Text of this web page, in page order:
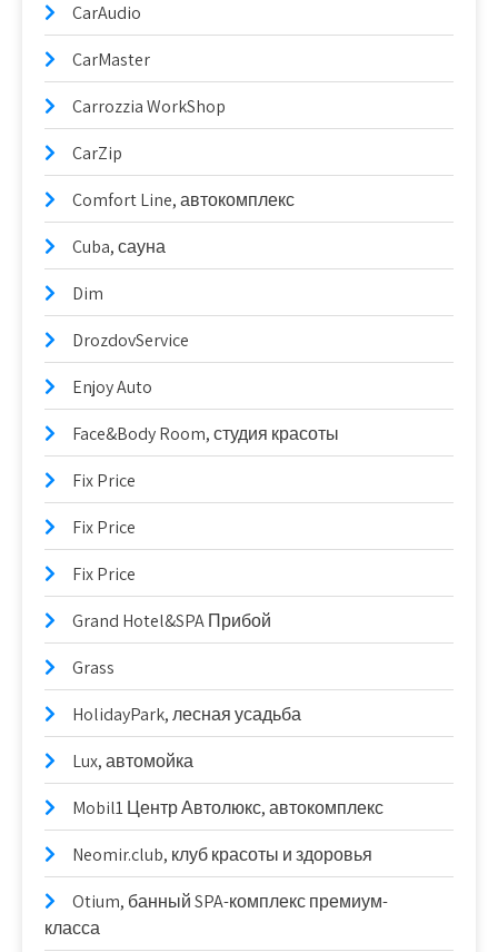
CarAudio
CarMaster
Carrozzia WorkShop
CarZip
Comfort Line, автокомплекс
Cuba, сауна
Dim
DrozdovService
Enjoy Auto
Face&Body Room, студия красоты
Fix Price
Fix Price
Fix Price
Grand Hotel&SPA Прибой
Grass
HolidayPark, лесная усадьба
Lux, автомойка
Mobil1 Центр Автолюкс, автокомплекс
Neomir.club, клуб красоты и здоровья
Otium, банный SPA-комплекс премиум-
класса